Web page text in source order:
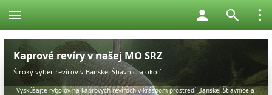
Kaprové revíry v našej MO SRZ
Široký výber revírov v Banskej Štiavnici a okolí
Vyskúšajte rybolov na kaprových revíroch v krásnom prostredí Banskej Štiavnice a